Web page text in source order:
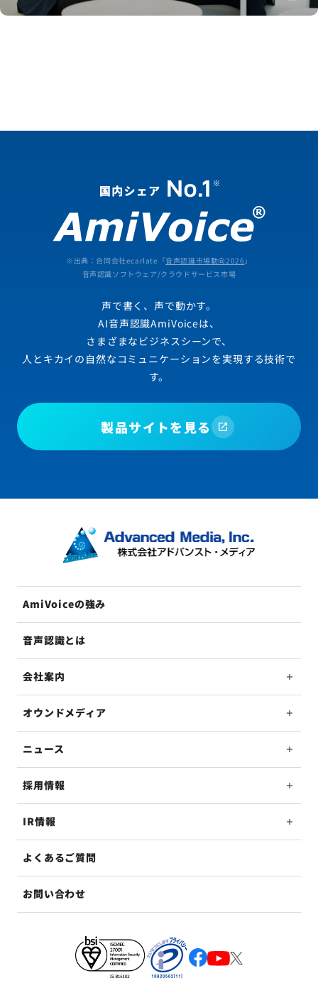
※出典：合同会社ecarlate「音声認識市場動向2026 」
音声認識ソフトウェア/クラウドサービス市場
声で書く、声で動かす。
AI音声認識AmiVoiceは、
さまざまなビジネスシーンで、
人とキカイの自然なコミュニケーションを実現する技術で
す。
製品サイトを見る
AmiVoiceの強み
音声認識とは
会社案内
オウンドメディア
ニュース
採用情報
IR情報
よくあるご質問
お問い合わせ